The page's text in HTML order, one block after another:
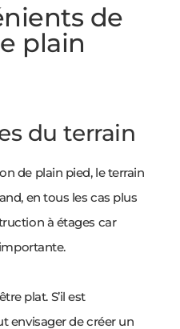
de
plain
du terrain
de plain pied, le terrain
en tous les cas plus
à étages car
plat. S’il est
envisager de créer un